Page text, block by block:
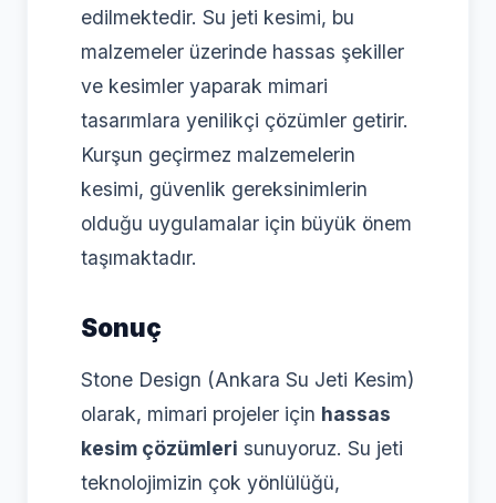
edilmektedir. Su jeti kesimi, bu
malzemeler üzerinde hassas şekiller
ve kesimler yaparak mimari
tasarımlara yenilikçi çözümler getirir.
Kurşun geçirmez malzemelerin
kesimi, güvenlik gereksinimlerin
olduğu uygulamalar için büyük önem
taşımaktadır.
Sonuç
Stone Design (Ankara Su Jeti Kesim)
olarak, mimari projeler için hassas
kesim çözümleri sunuyoruz. Su jeti
teknolojimizin çok yönlülüğü,